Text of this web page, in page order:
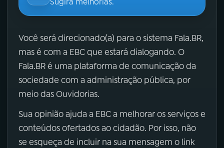
Você será direcionado(a) para o sistema Fala.BR,
mas é com a EBC que estará dialogando. O
Fala.BR é uma plataforma de comunicação da
sociedade com a administração pública, por
meio das Ouvidorias.
Sua opinião ajuda a EBC a melhorar os serviços e
conteúdos ofertados ao cidadão. Por isso, não
se esqueça de incluir na sua mensagem o link